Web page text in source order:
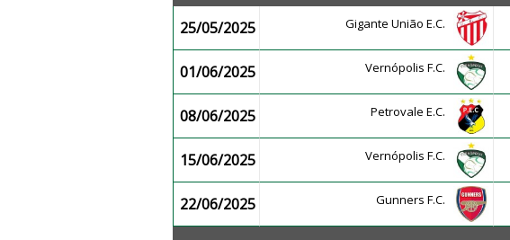
25/05/2025
Gigante União E.C.
01/06/2025 Vernópolis F.C.
08/06/2025 Petrovale E.C.
15/06/2025 Vernópolis F.C.
22/06/2025 Gunners F.C.